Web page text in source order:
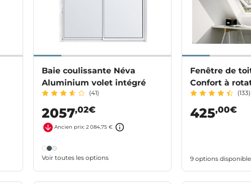
Baie coulissante Néva
Aluminium volet intégré
(41)
2057,02€
Ancien prix: 2 084,75 €
Voir toutes les options
Fenêtre de
Confort à
(133)
425,00€
9 options